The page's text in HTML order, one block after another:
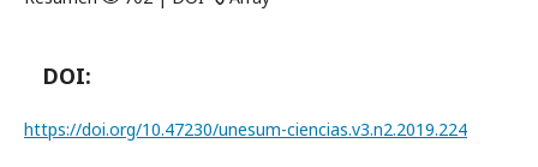
DOI:
https://doi.org/10.47230/unesum-ciencias.v3.n2.2019.224